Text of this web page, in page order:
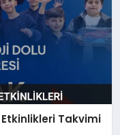
Etkinlikleri Takvimi